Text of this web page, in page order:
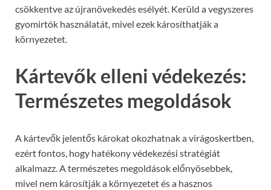
csökkentve az újranövekedés esélyét. Kerüld a vegyszeres
gyomirtók használatát, mivel ezek károsíthatják a
környezetet.
Kártevők elleni védekezés:
Természetes megoldások
A kártevők jelentős károkat okozhatnak a virágoskertben,
ezért fontos, hogy hatékony védekezési stratégiát
alkalmazz. A természetes megoldások előnyösebbek,
mivel nem károsítják a környezetet és a hasznos